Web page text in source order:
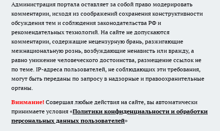
Администрация портала оставляет за собой право модерировать
комментарии, исходя из соображений сохранения конструктивности
обсуждения тем и соблюдения законодательства РФ и
рекомендательных технологий. На сайте не допускаются
комментарии, содержащие нецензурную брань, разжигающие
межнациональную рознь, возбуждающие ненависть или вражду, а
равно унижение человеческого достоинства, размещение ссылок не
по теме. IP-адреса пользователей, не соблюдающих эти требования,
могут быть переданы по запросу в надзорные и правоохранительные
органы.
Внимание! Совершая любые действия на сайте, вы автоматически
принимаете условия «Политики конфиденциальности и обработки
персональных данных пользователей»